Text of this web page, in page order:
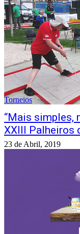
Torneios
“Mais simples,
XXIII Palheiros
23 de Abril, 2019